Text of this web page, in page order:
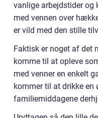
vanlige arbejdstider og
med vennen over
er vild med den stille
Faktisk er noget af det
komme til at opleve
med venner en enkelt
kommer til at drikke en
familiemiddagene